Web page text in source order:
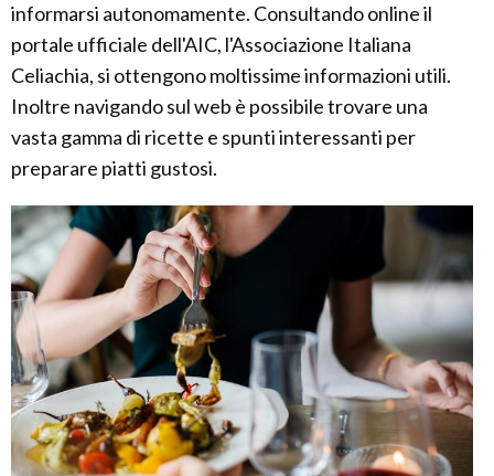
informarsi autonomamente. Consultando online il
portale ufficiale dell'AIC, l'Associazione Italiana
Celiachia, si ottengono moltissime informazioni utili.
Inoltre navigando sul web è possibile trovare una
vasta gamma di ricette e spunti interessanti per
preparare piatti gustosi.